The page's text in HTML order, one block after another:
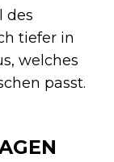
des
tiefer in
welches
passt.